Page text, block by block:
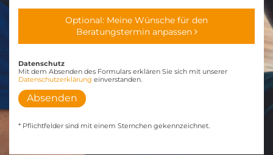
Optional: Meine Wünsche für den
Beratungstermin anpassen
Datenschutz
Mit dem Absenden des Formulars erklären Sie sich mit unserer
Datenschutzerklärung einverstanden.
Absenden
* Pflichtfelder sind mit einem Sternchen gekennzeichnet.